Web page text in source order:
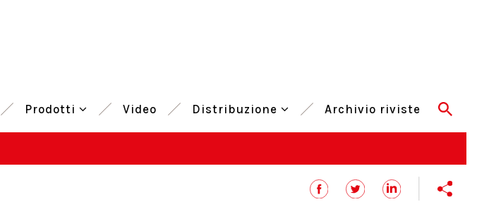
Prodotti Video Distribuzione Archivio riviste